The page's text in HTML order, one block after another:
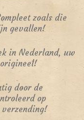
zoals die
gevallen!
in Nederland, uw
door de
op
verzending!